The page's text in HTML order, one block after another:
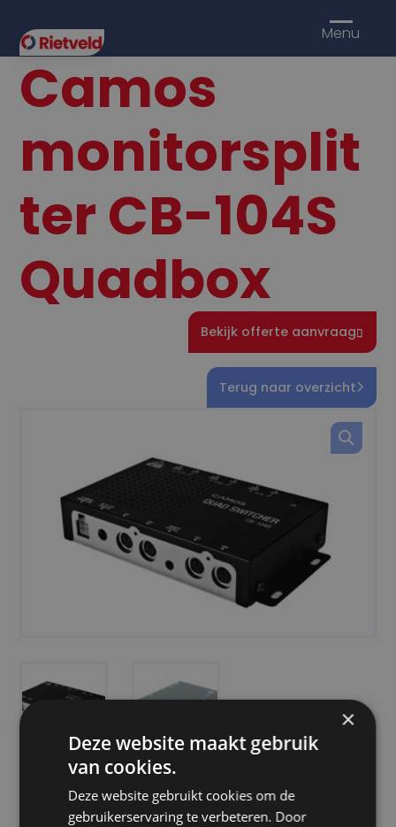
Menu
Camos
monitorsplit
ter CB-104S
Quadbox
Bekijk offerte aanvraag
Terug naar overzicht
PRODUCTOMSCHRIJVING
Camos CB-104S monitorsplitter Quadbox
×
Deze website maakt gebruik
van cookies.
Deze website gebruikt cookies om de
gebruikerservaring te verbeteren. Door